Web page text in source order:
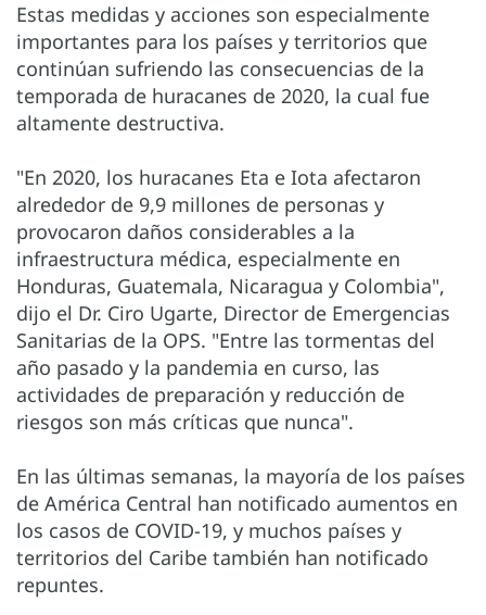
Estas medidas y acciones son especialmente
importantes para los países y territorios que
continúan sufriendo las consecuencias de la
temporada de huracanes de 2020, la cual fue
altamente destructiva.
"En 2020, los huracanes Eta e Iota afectaron
alrededor de 9,9 millones de personas y
provocaron daños considerables a la
infraestructura médica, especialmente en
Honduras, Guatemala, Nicaragua y Colombia",
dijo el Dr. Ciro Ugarte, Director de Emergencias
Sanitarias de la OPS. "Entre las tormentas del
año pasado y la pandemia en curso, las
actividades de preparación y reducción de
riesgos son más críticas que nunca".
En las últimas semanas, la mayoría de los países
de América Central han notificado aumentos en
los casos de COVID-19, y muchos países y
territorios del Caribe también han notificado
repuntes.